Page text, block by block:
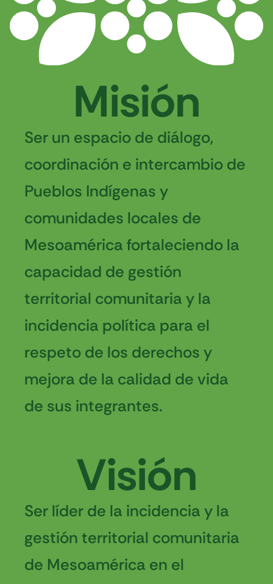
Misión
Ser un espacio de diálogo,
coordinación e intercambio de
Pueblos Indígenas y
comunidades locales de
Mesoamérica fortaleciendo la
capacidad de gestión
territorial comunitaria y la
incidencia política para el
respeto de los derechos y
mejora de la calidad de vida
de sus integrantes.
Visión
Ser líder de la incidencia y la
gestión territorial comunitaria
de Mesoamérica en el